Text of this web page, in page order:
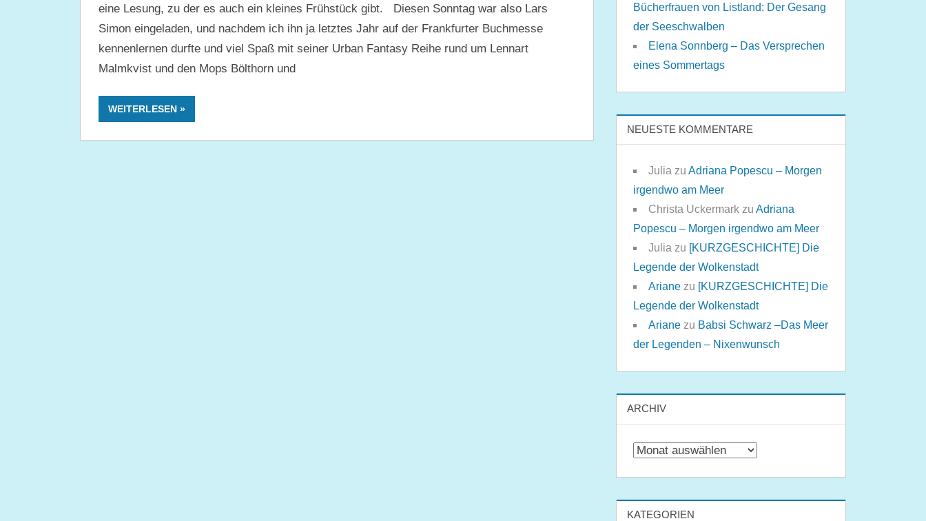
eine Lesung, zu der es auch ein kleines Frühstück gibt. Diesen Sonntag war also Lars
Simon eingeladen, und nachdem ich ihn ja letztes Jahr auf der Frankfurter Buchmesse
kennenlernen durfte und viel Spaß mit seiner Urban Fantasy Reihe rund um Lennart
Malmkvist und den Mops Bölthorn und
WEITERLESEN
Bücherfrauen von Listland: Der Gesang
der Seeschwalben
Elena Sonnberg – Das Versprechen
eines Sommertags
NEUESTE KOMMENTARE
Julia zuAdriana Popescu – Morgen
irgendwo am Meer
Christa Uckermark zuAdriana
Popescu – Morgen irgendwo am Meer
Julia zu [KURZGESCHICHTE] Die
Legende der Wolkenstadt
Ariane zu [KURZGESCHICHTE] Die
Legende der Wolkenstadt
Ariane zu Babsi Schwarz –Das Meer
der Legenden – Nixenwunsch
ARCHIV
Archiv
KATEGORIEN